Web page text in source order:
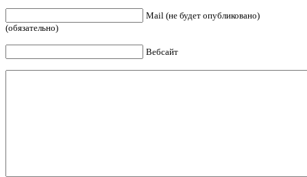
Mail (не будет опубликовано)
(обязательно)
Вебсайт